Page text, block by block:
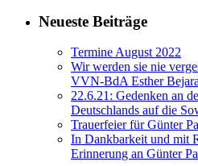
Neueste Beiträge
Termine August 2022
Wir werden sie nie
VVN-BdA Esther
22.6.21: Gedenken an
Deutschlands auf die
Trauerfeier für Günter
In Dankbarkeit und mit
Erinnerung an Günter